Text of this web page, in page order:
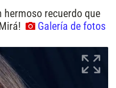
recuerdo que
Galería de fotos